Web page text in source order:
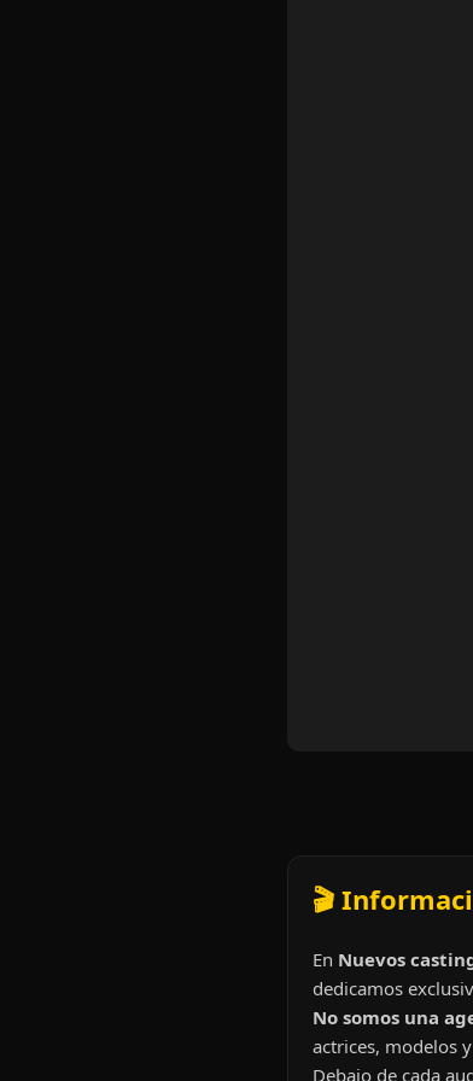
🎬
En Nuevos
dedicamos
No somos una
actrices, modelos
Debajo de cada